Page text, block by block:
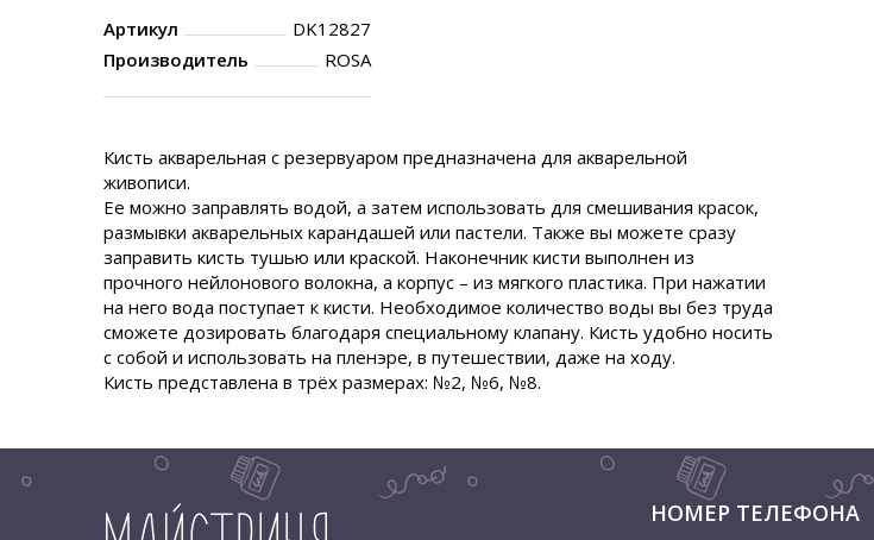
Артикул
DK12827
Производитель
ROSA
Кисть акварельная с резервуаром предназначена для акварельной
живописи.
Ее можно заправлять водой, а затем использовать для смешивания красок,
размывки акварельных карандашей или пастели. Также вы можете сразу
заправить кисть тушью или краской. Наконечник кисти выполнен из
прочного нейлонового волокна, а корпус – из мягкого пластика. При нажатии
на него вода поступает к кисти. Необходимое количество воды вы без труда
сможете дозировать благодаря специальному клапану. Кисть удобно носить
с собой и использовать на пленэре, в путешествии, даже на ходу.
Кисть представлена в трёх размерах: №2, №6, №8.
НОМЕР ТЕЛЕФОНА